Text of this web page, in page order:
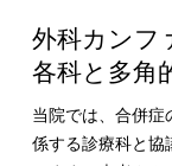
外科カンフ
各科と多角
当院では、合併症
係する診療科と協